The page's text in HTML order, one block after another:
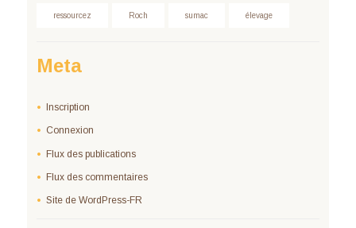
ressourcez Roch sumac élevage
Meta
Inscription
Connexion
Flux des publications
Flux des commentaires
Site de WordPress-FR